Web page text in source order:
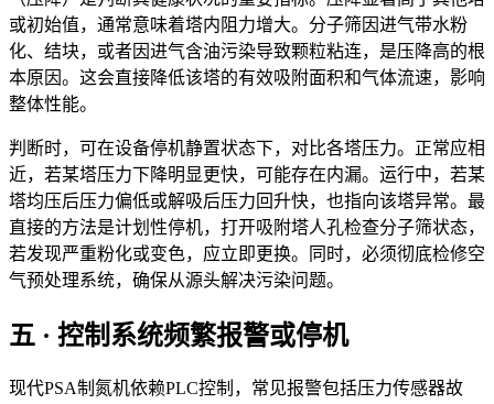
或初始值，通常意味着塔内阻力增大。分子筛因进气带水粉
化、结块，或者因进气含油污染导致颗粒粘连，是压降高的根
本原因。这会直接降低该塔的有效吸附面积和气体流速，影响
整体性能。
判断时，可在设备停机静置状态下，对比各塔压力。正常应相
近，若某塔压力下降明显更快，可能存在内漏。运行中，若某
塔均压后压力偏低或解吸后压力回升快，也指向该塔异常。最
直接的方法是计划性停机，打开吸附塔人孔检查分子筛状态，
若发现严重粉化或变色，应立即更换。同时，必须彻底检修空
气预处理系统，确保从源头解决污染问题。
五 · 控制系统频繁报警或停机
现代PSA制氮机依赖PLC控制，常见报警包括压力传感器故